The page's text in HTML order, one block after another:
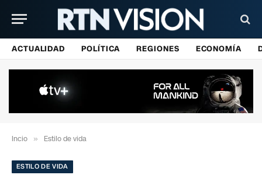
ACTUALIDAD POLÍTICA REGIONES ECONOMÍA
Incio » Estilo de vida
ESTILO DE VIDA